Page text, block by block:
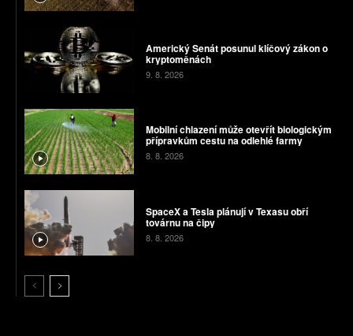
Americký Senát posunul klíčový zákon o
kryptoměnách
9. 8. 2026
Mobilní chlazení může otevřít biologickým
přípravkům cestu na odlehlé farmy
8. 8. 2026
SpaceX a Tesla plánují v Texasu obří
továrnu na čipy
8. 8. 2026